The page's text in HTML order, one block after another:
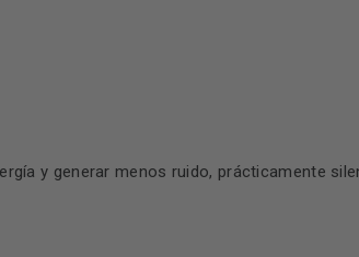
y generar menos ruido, prácticamente